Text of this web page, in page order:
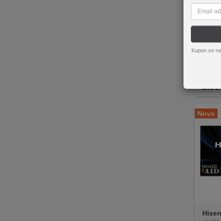
Kupon se
Sony
Sony
ogle
Novo